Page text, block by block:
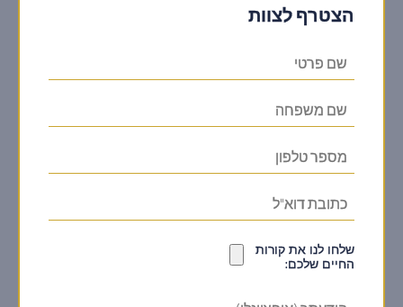
הצטרף לצוות
שלחו לנו את קורות
החיים שלכם: